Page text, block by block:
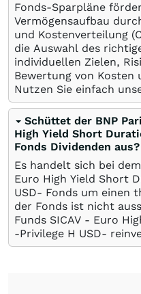
Fonds-Sparpläne
Vermögensaufbau
und Kostenverteilung
die Auswahl des
individuellen Zielen,
Bewertung von
Nutzen Sie einfach
Schüttet der BNP
High Yield Short
Fonds Dividenden aus?
Es handelt sich bei
Euro High Yield Short
USD- Fonds um einen
der Fonds ist nicht
Funds SICAV - Euro
-Privilege H USD-